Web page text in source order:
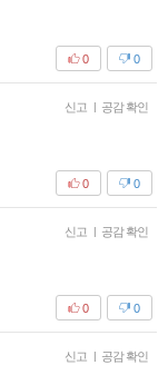
0
0
신고 | 공감 확인
0
0
신고 | 공감 확인
0
0
신고 | 공감 확인